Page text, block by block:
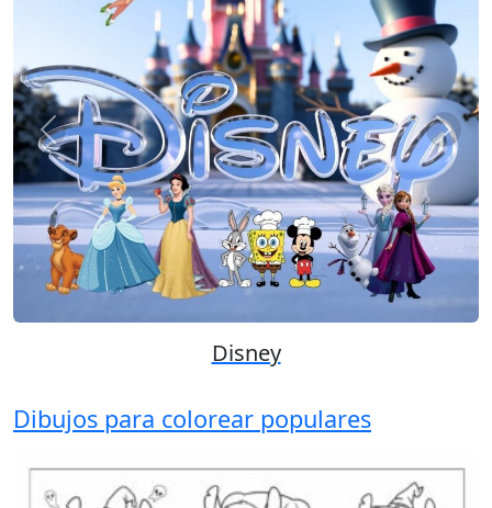
Disney
Previous Next
Dibujos para colorear populares